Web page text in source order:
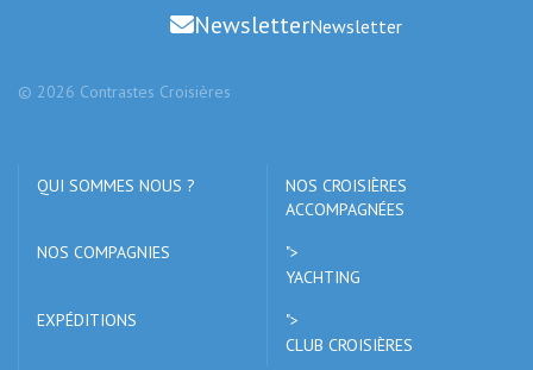
NewsletterNewsletter
© 2026 Contrastes Croisières
QUI SOMMES NOUS ?
NOS CROISIÈRES
ACCOMPAGNÉES
NOS COMPAGNIES
">
YACHTING
EXPÉDITIONS
">
CLUB CROISIÈRES